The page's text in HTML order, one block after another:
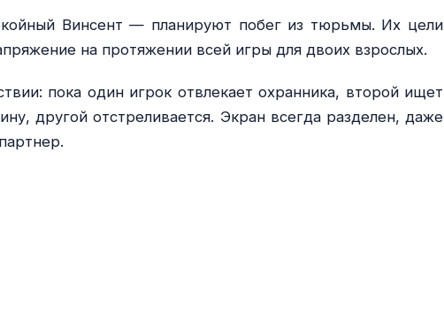
Винсент — планируют побег из тюрьмы. Их цели
на протяжении всей игры для двоих взрослых.
пока один игрок отвлекает охранника, второй ищет
другой отстреливается. Экран всегда разделен, даже